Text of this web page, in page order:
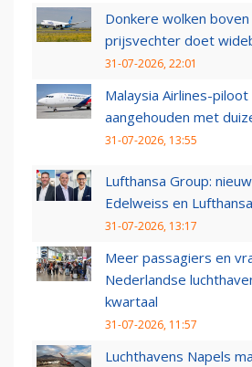
Donkere wolken boven
prijsvechter doet
31-07-2026, 22:01
Malaysia Airlines-piloot
aangehouden met
31-07-2026, 13:55
Lufthansa Group:
Edelweiss en
31-07-2026, 13:17
Meer passagiers en
Nederlandse
kwartaal
31-07-2026, 11:57
Luchthavens Napels